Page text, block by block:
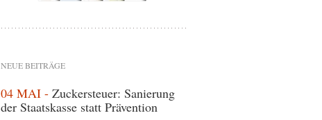
NEUE BEITRÄGE
04 MAI - Zuckersteuer: Sanierung
der Staatskasse statt Prävention